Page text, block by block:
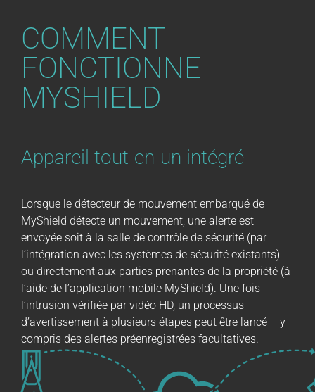
COMMENT
FONCTIONNE
MYSHIELD
Appareil tout-en-un intégré
Lorsque le détecteur de mouvement embarqué de
MyShield détecte un mouvement, une alerte est
envoyée soit à la salle de contrôle de sécurité (par
l’intégration avec les systèmes de sécurité existants)
ou directement aux parties prenantes de la propriété (à
l’aide de l’application mobile MyShield). Une fois
l’intrusion vérifiée par vidéo HD, un processus
d’avertissement à plusieurs étapes peut être lancé – y
compris des alertes préenregistrées facultatives.